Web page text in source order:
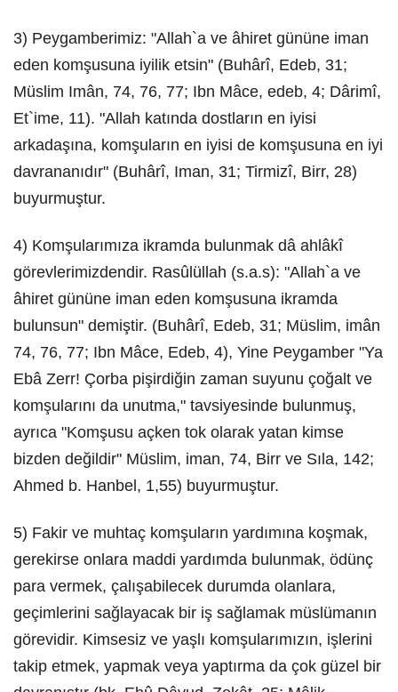
3) Peygamberimiz: "Allah`a ve âhiret gününe iman
eden komşusuna iyilik etsin" (Buhârî, Edeb, 31;
Müslim Imân, 74, 76, 77; Ibn Mâce, edeb, 4; Dârimî,
Et`ime, 11). "Allah katında dostların en iyisi
arkadaşına, komşuların en iyisi de komşusuna en iyi
davrananıdır" (Buhârî, Iman, 31; Tirmizî, Birr, 28)
buyurmuştur.
4) Komşularımıza ikramda bulunmak dâ ahlâkî
görevlerimizdendir. Rasûlüllah (s.a.s): "Allah`a ve
âhiret gününe iman eden komşusuna ikramda
bulunsun" demiştir. (Buhârî, Edeb, 31; Müslim, imân
74, 76, 77; Ibn Mâce, Edeb, 4), Yine Peygamber "Ya
Ebâ Zerr! Çorba pişirdiğin zaman suyunu çoğalt ve
komşularını da unutma," tavsiyesinde bulunmuş,
ayrıca "Komşusu açken tok olarak yatan kimse
bizden değildir" Müslim, iman, 74, Birr ve Sıla, 142;
Ahmed b. Hanbel, 1,55) buyurmuştur.
5) Fakir ve muhtaç komşuların yardımına koşmak,
gerekirse onlara maddi yardımda bulunmak, ödünç
para vermek, çalışabilecek durumda olanlara,
geçimlerini sağlayacak bir iş sağlamak müslümanın
görevidir. Kimsesiz ve yaşlı komşularımızın, işlerini
takip etmek, yapmak veya yaptırma da çok güzel bir